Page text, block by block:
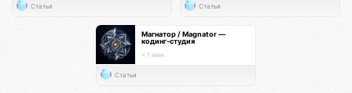
Статья Статья
Магнатор / Magnator —
кодинг-студия
< 1 мин.
Статья